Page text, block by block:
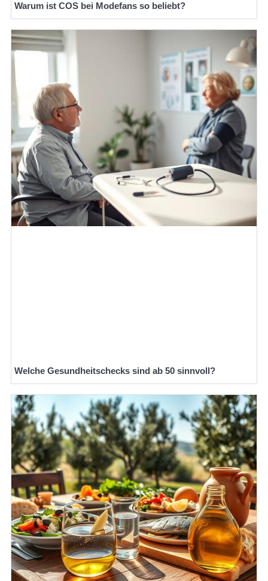
Warum ist COS bei Modefans so beliebt?
Welche Gesundheitschecks sind ab 50 sinnvoll?